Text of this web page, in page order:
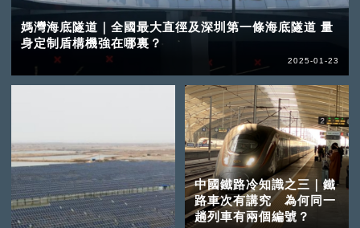
媽灣海底隧道｜全國最大直徑及深圳第一條海底隧道 量
身定制盾構機強在哪裏？
2025-01-23
中國鐵路冷知識之三｜鐵
路車次有講究 為何同一
趟列車有兩個編號？